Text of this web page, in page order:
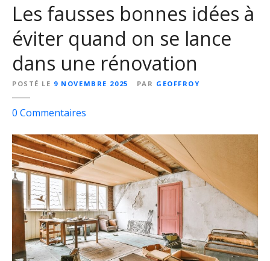
t
v
o
u
a
e
r
d
a
n
s
v
o
t
Les fausses bonnes idées à
éviter quand on se lance
dans une rénovation
POSTÉ LE 9 NOVEMBRE 2025 PAR GEOFFROY
0 Commentaires
r
L
e
s
f
a
u
s
s